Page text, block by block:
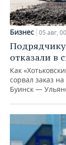
Бизнес 05 авг,
Подрядчику
отказали в
Как
сорвал заказ
Буинск —